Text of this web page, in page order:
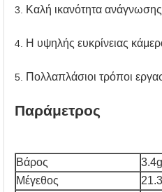
3. Καλή ικανότητα
4. Η υψηλής ευκρίνειας
5. Πολλαπλάσιοι τρόποι
Παράμετρος
Βάρος
Μέγεθος